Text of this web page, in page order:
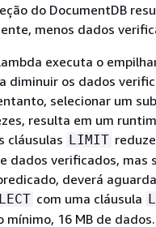
do DocumentDB
menos dados
executa o
diminuir os dados
selecionar um
resulta em um
cláusulas LIMIT
dados verificados, mas
deverá
com uma cláusula
mínimo, 16 MB de dados.